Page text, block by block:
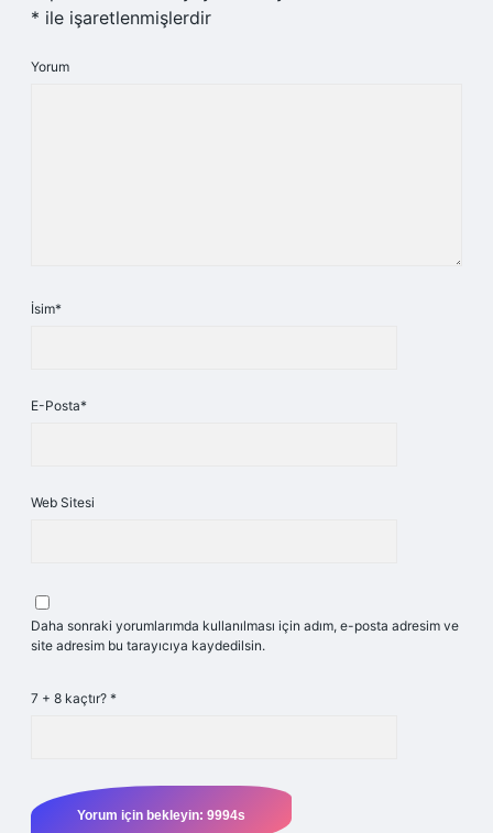
* ile işaretlenmişlerdir
Yorum
İsim*
E-Posta*
Web Sitesi
Daha sonraki yorumlarımda kullanılması için adım, e-posta adresim ve
site adresim bu tarayıcıya kaydedilsin.
7 + 8 kaçtır? *